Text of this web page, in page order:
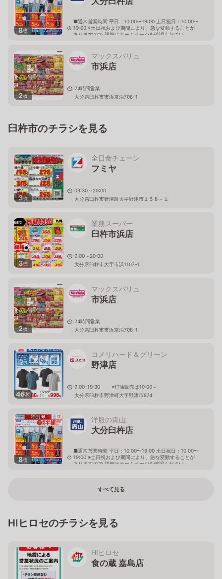
8枚
■通常営業時間 平日：10:00〜19:00 土日祝日：10:00〜
19:00 ※土日祝および期間により、急な変動することが
ありますので 詳細はホームページを確認ください
2枚
マックスバリュ
市浜店
24時間営業
大分県臼杵市市浜京泊708-1
臼杵市のチラシを見る
3枚
全日食チェーン
フミヤ
09:30～20:00
大分県臼杵市野津町大字野津市１５８－１
3枚
業務スーパー
臼杵市浜店
9:00～20:00
大分県臼杵市大字市浜1107-1
2枚
マックスバリュ
市浜店
24時間営業
大分県臼杵市市浜京泊708-1
46枚
コメリハード＆グリーン
野津店
9:00-19:30 ※灯油販売は10:00～
大分県臼杵市野津町大字野津市874
8枚
洋服の青山
大分臼杵店
■通常営業時間 平日：10:00〜19:00 土日祝日：10:00〜
19:00 ※土日祝および期間により、急な変動することが
ありますので 詳細はホームページを確認ください
すべて見る
HIヒロセのチラシを見る
HIヒロセ
食の蔵 嘉島店